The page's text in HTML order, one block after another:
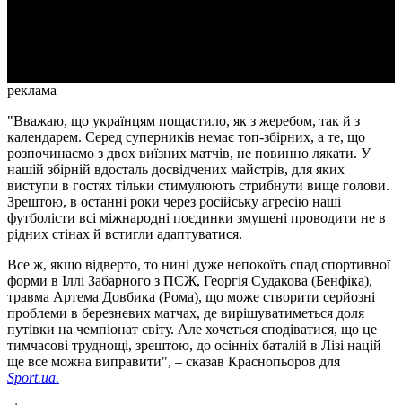
реклама
"Вважаю, що українцям пощастило, як з жеребом, так й з
календарем. Серед суперників немає топ-збірних, а те, що
розпочинаємо з двох виїзних матчів, не повинно лякати. У
нашій збірній вдосталь досвідчених майстрів, для яких
виступи в гостях тільки стимулюють стрибнути вище голови.
Зрештою, в останні роки через російську агресію наші
футболісти всі міжнародні поєдинки змушені проводити не в
рідних стінах й встигли адаптуватися.
Все ж, якщо відверто, то нині дуже непокоїть спад спортивної
форми в Іллі Забарного з ПСЖ, Георгія Судакова (Бенфіка),
травма Артема Довбика (Рома), що може створити серйозні
проблеми в березневих матчах, де вирішуватиметься доля
путівки на чемпіонат світу. Але хочеться сподіватися, що це
тимчасові труднощі, зрештою, до осінніх баталій в Лізі націй
ще все можна виправити", – сказав Краснопьоров для
Sport.ua.